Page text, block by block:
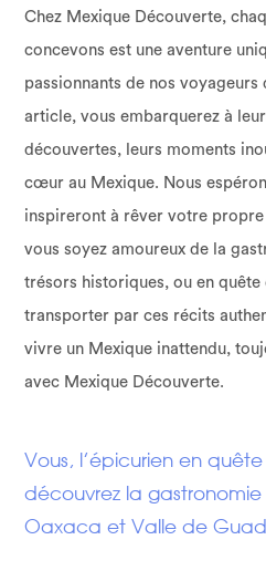
Chez Mexique Découverte,
concevons est une aventure
passionnants de nos voyageurs
article, vous embarquerez à
découvertes, leurs moments
cœur au Mexique. Nous
inspireront à rêver votre propre
vous soyez amoureux de la
trésors historiques, ou en quête
transporter par ces récits
vivre un Mexique inattendu,
avec Mexique Découverte.
Vous, l’épicurien en
découvrez la
Oaxaca et Valle de